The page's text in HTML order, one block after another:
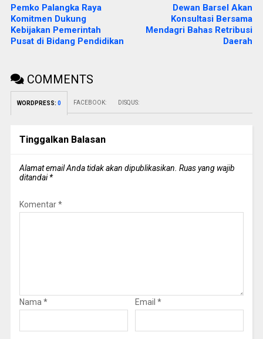
Pemko Palangka Raya
Komitmen Dukung
Kebijakan Pemerintah
Pusat di Bidang Pendidikan
Dewan Barsel Akan
Konsultasi Bersama
Mendagri Bahas Retribusi
Daerah
COMMENTS
WORDPRESS: 0 FACEBOOK: DISQUS:
Tinggalkan Balasan
Alamat email Anda tidak akan dipublikasikan. Ruas yang wajib
ditandai*
Komentar*
Nama * Email *